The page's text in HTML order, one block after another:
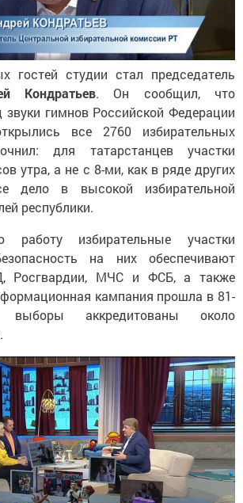
гостей студии стал председатель
Кондратьев. Он сообщил, что
звуки гимнов Российской Федерации
все 2760 избирательных
для татарстанцев участки
утра, а не с 8-ми, как в ряде других
дело в высокой избирательной
республики.
работу избирательные участки
на них обеспечивают
Росгвардии, МЧС и ФСБ, а также
кампания прошла в 81-
аккредитованы около